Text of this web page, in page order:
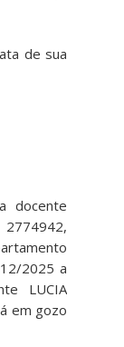
de sua
docente
2774942,
2025 a
LUCIA
em gozo